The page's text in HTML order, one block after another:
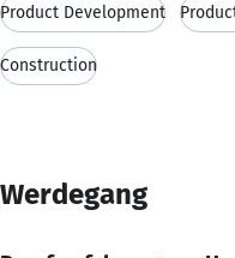
Product Development
Construction
Werdegang